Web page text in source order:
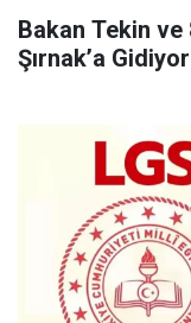
Bakan Tekin
Şırnak’a Gidiyor